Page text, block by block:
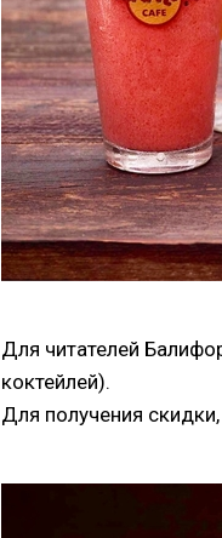
Для читателей
коктейлей).
Для получения